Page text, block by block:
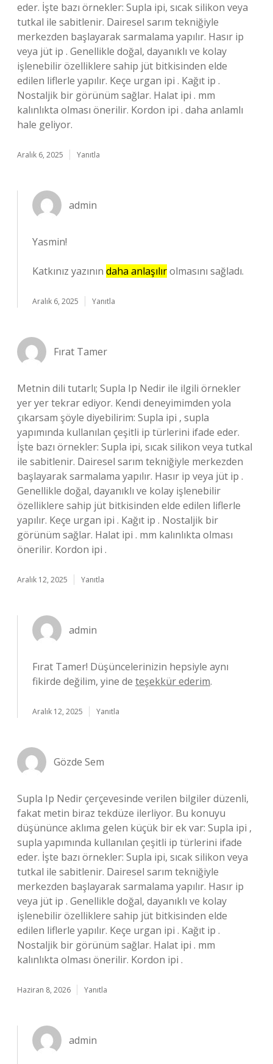
eder. İşte bazı örnekler: Supla ipi, sıcak silikon veya
tutkal ile sabitlenir. Dairesel sarım tekniğiyle
merkezden başlayarak sarmalama yapılır. Hasır ip
veya jüt ip . Genellikle doğal, dayanıklı ve kolay
işlenebilir özelliklere sahip jüt bitkisinden elde
edilen liflerle yapılır. Keçe urgan ipi . Kağıt ip .
Nostaljik bir görünüm sağlar. Halat ipi . mm
kalınlıkta olması önerilir. Kordon ipi . daha anlamlı
hale geliyor.
Aralık 6, 2025 Yanıtla
admin
Yasmin!
Katkınız yazının daha anlaşılırolmasını sağladı.
Aralık 6, 2025 Yanıtla
Fırat Tamer
Metnin dili tutarlı; Supla Ip Nedir ile ilgili örnekler
yer yer tekrar ediyor. Kendi deneyimimden yola
çıkarsam şöyle diyebilirim: Supla ipi , supla
yapımında kullanılan çeşitli ip türlerini ifade eder.
İşte bazı örnekler: Supla ipi, sıcak silikon veya tutkal
ile sabitlenir. Dairesel sarım tekniğiyle merkezden
başlayarak sarmalama yapılır. Hasır ip veya jüt ip .
Genellikle doğal, dayanıklı ve kolay işlenebilir
özelliklere sahip jüt bitkisinden elde edilen liflerle
yapılır. Keçe urgan ipi . Kağıt ip . Nostaljik bir
görünüm sağlar. Halat ipi . mm kalınlıkta olması
önerilir. Kordon ipi .
Aralık 12, 2025 Yanıtla
admin
Fırat Tamer! Düşüncelerinizin hepsiyle aynı
fikirde değilim, yine de teşekkür ederim.
Aralık 12, 2025 Yanıtla
Gözde Sem
Supla Ip Nedir çerçevesinde verilen bilgiler düzenli,
fakat metin biraz tekdüze ilerliyor. Bu konuyu
düşününce aklıma gelen küçük bir ek var: Supla ipi ,
supla yapımında kullanılan çeşitli ip türlerini ifade
eder. İşte bazı örnekler: Supla ipi, sıcak silikon veya
tutkal ile sabitlenir. Dairesel sarım tekniğiyle
merkezden başlayarak sarmalama yapılır. Hasır ip
veya jüt ip . Genellikle doğal, dayanıklı ve kolay
işlenebilir özelliklere sahip jüt bitkisinden elde
edilen liflerle yapılır. Keçe urgan ipi . Kağıt ip .
Nostaljik bir görünüm sağlar. Halat ipi . mm
kalınlıkta olması önerilir. Kordon ipi .
Haziran 8, 2026 Yanıtla
admin